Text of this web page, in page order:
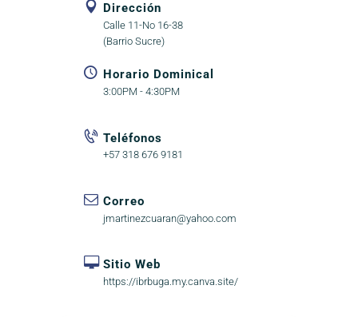
Dirección
Calle 11-No 16-38
(Barrio Sucre)
Horario Dominical
3:00PM - 4:30PM
Teléfonos
+57 318 676 9181
Correo
jmartinezcuaran@yahoo.com
Sitio Web
https://ibrbuga.my.canva.site/